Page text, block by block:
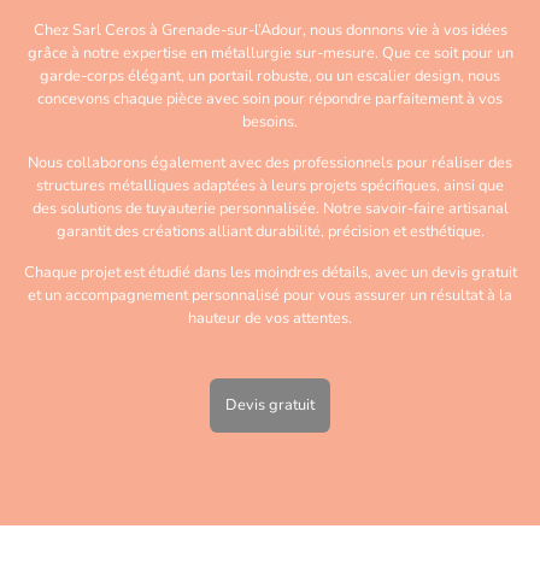
Chez Sarl Ceros à Grenade-sur-l’Adour, nous donnons vie à vos idées
grâce à notre expertise en métallurgie sur-mesure. Que ce soit pour un
garde-corps élégant, un portail robuste, ou un escalier design, nous
concevons chaque pièce avec soin pour répondre parfaitement à vos
besoins.
Nous collaborons également avec des professionnels pour réaliser des
structures métalliques adaptées à leurs projets spécifiques, ainsi que
des solutions de tuyauterie personnalisée. Notre savoir-faire artisanal
garantit des créations alliant durabilité, précision et esthétique.
Chaque projet est étudié dans les moindres détails, avec un devis gratuit
et un accompagnement personnalisé pour vous assurer un résultat à la
hauteur de vos attentes.
Devis gratuit